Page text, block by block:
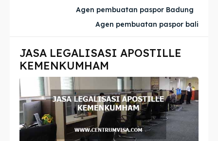
Imta
Legalisir
Apostille
Penerjemah
Imta
Legalisir
Apostille
Penerjemah
Agen pembuatan paspor Badung
Agen pembuatan paspor bali
JASA LEGALISASI APOSTILLE
KEMENKUMHAM